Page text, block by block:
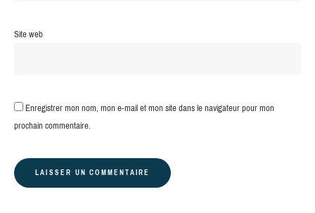
Site web
Enregistrer mon nom, mon e-mail et mon site dans le navigateur pour mon
prochain commentaire.